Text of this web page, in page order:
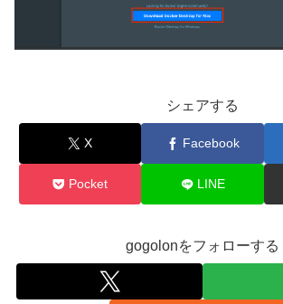
シェアする
X Facebook
Pocket LINE
gogolonをフォローする